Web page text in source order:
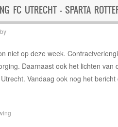
FC UTRECHT – SPARTA
by
niet op deze week.
Daarnaast ook het lichten
Vandaag ook nog het